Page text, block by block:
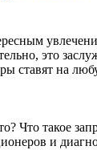
это
ставят на
такое
и